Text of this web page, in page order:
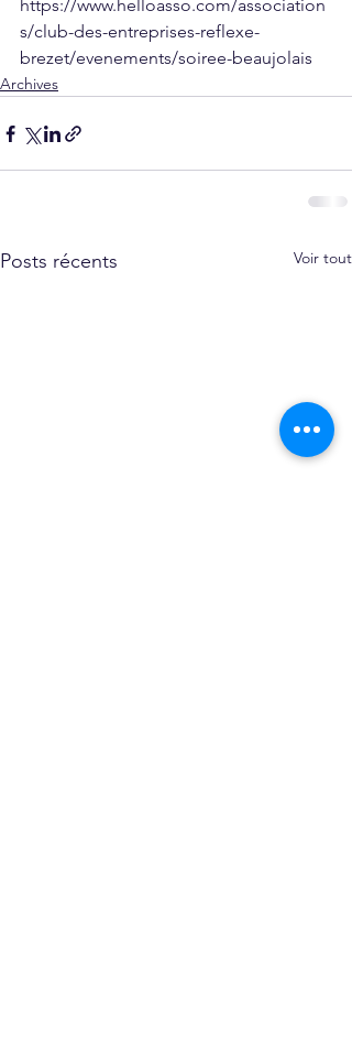
https://www.helloasso.com/association
s/club-des-entreprises-reflexe-
brezet/evenements/soiree-beaujolais
Archives
Posts récents Voir tout